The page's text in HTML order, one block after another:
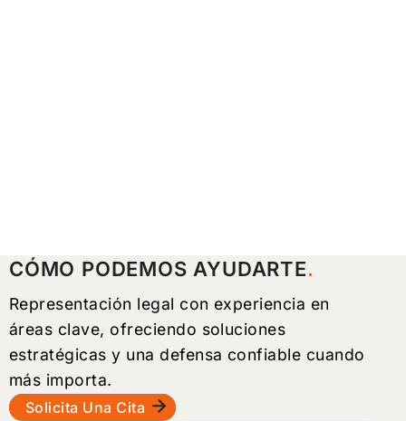
CÓMO PODEMOS AYUDARTE
Representación legal con experiencia en
áreas clave, ofreciendo soluciones
estratégicas y una defensa confiable cuando
más importa.
Solicita Una Cita